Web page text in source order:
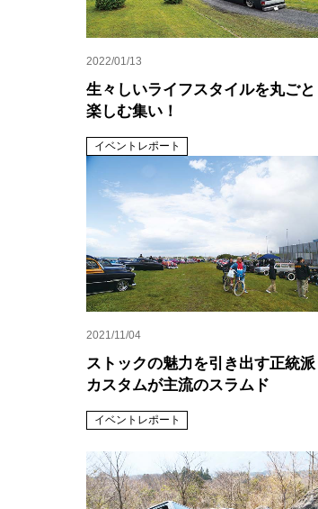
2022/01/13
生々しいライフスタイルを丸ごと
楽しむ集い！
イベントレポート
2021/11/04
ストックの魅力を引き出す正統派
カスタムが主流のスラムド
イベントレポート